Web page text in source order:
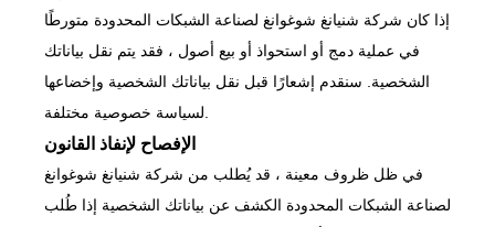
إذا كان شركة شنيانغ شوغوانغ لصناعة الشبكات المحدودة متورطًا
في عملية دمج أو استحواذ أو بيع أصول ، فقد يتم نقل بياناتك
الشخصية. سنقدم إشعارًا قبل نقل بياناتك الشخصية وإخضاعها
الإفصاح لإنفاذ القانون
في ظل ظروف معينة ، قد يُطلب من شركة شنيانغ شوغوانغ
لصناعة الشبكات المحدودة الكشف عن بياناتك الشخصية إذا طُلب